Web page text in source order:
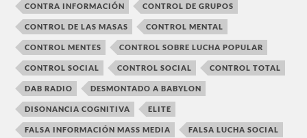
CONTRA INFORMACIÓN CONTROL DE GRUPOS
CONTROL DE LAS MASAS CONTROL MENTAL
CONTROL MENTES CONTROL SOBRE LUCHA POPULAR
CONTROL SOCIAL CONTROL SOCIAL CONTROL TOTAL
DAB RADIO DESMONTADO A BABYLON
DISONANCIA COGNITIVA ELITE
FALSA INFORMACIÓN MASS MEDIA FALSA LUCHA SOCIAL